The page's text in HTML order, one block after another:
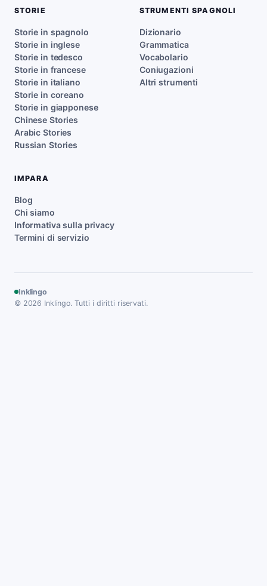
STORIE
Storie in spagnolo
Storie in inglese
Storie in tedesco
Storie in francese
Storie in italiano
Storie in coreano
Storie in giapponese
Chinese Stories
Arabic Stories
Russian Stories
STRUMENTI SPAGNOLI
Dizionario
Grammatica
Vocabolario
Coniugazioni
Altri strumenti
IMPARA
Blog
Chi siamo
Informativa sulla privacy
Termini di servizio
Inklingo
© 2026 Inklingo. Tutti i diritti riservati.